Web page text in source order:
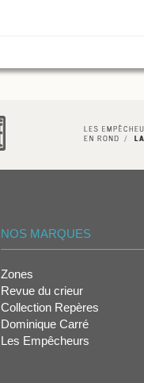
NOS MARQUES
Zones
Revue du crieur
Collection Repères
Dominique Carré
Les Empêcheurs